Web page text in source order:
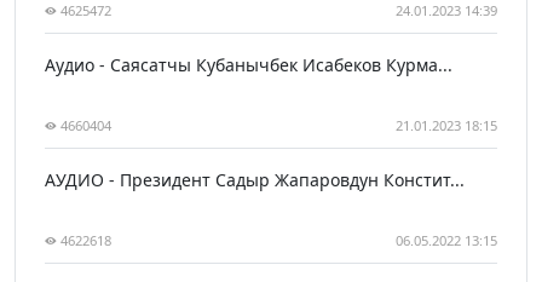
4625472 24.01.2023 14:39
Аудио - Саясатчы Кубанычбек Исабеков Курма...
4660404 21.01.2023 18:15
АУДИО - Президент Садыр Жапаровдун Констит...
4622618 06.05.2022 13:15